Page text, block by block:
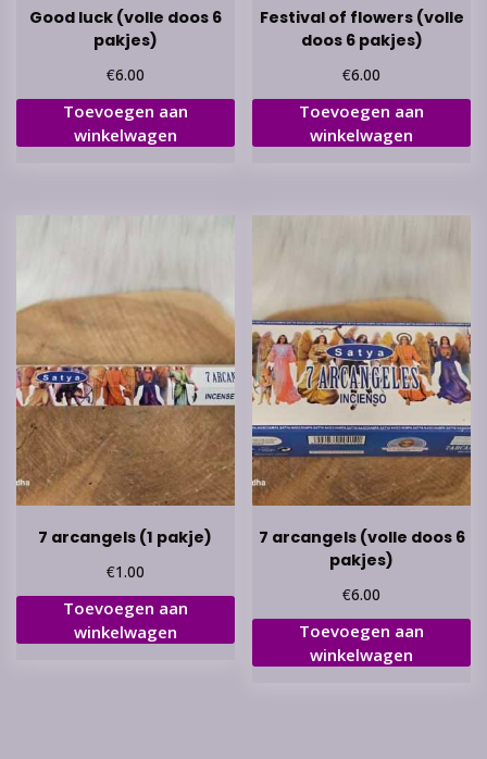
Good luck (volle doos 6
pakjes)
€6.00
Toevoegen aan
winkelwagen
Festival of flowers (volle
doos 6 pakjes)
€6.00
Toevoegen aan
winkelwagen
7 arcangels (1 pakje)
€1.00
Toevoegen aan
winkelwagen
7 arcangels (volle doos 6
pakjes)
€6.00
Toevoegen aan
winkelwagen